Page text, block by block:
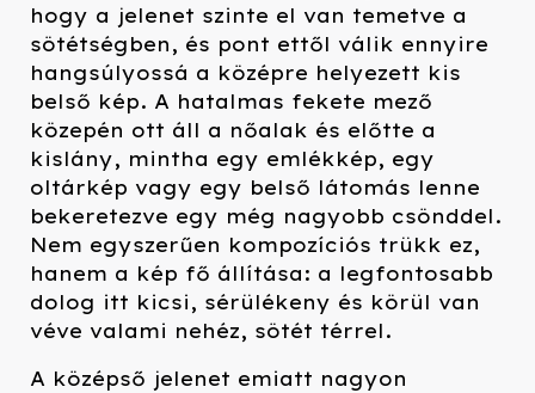
hogy a jelenet szinte el van temetve a
sötétségben, és pont ettől válik ennyire
hangsúlyossá a középre helyezett kis
belső kép. A hatalmas fekete mező
közepén ott áll a nőalak és előtte a
kislány, mintha egy emlékkép, egy
oltárkép vagy egy belső látomás lenne
bekeretezve egy még nagyobb csönddel.
Nem egyszerűen kompozíciós trükk ez,
hanem a kép fő állítása: a legfontosabb
dolog itt kicsi, sérülékeny és körül van
véve valami nehéz, sötét térrel.
A középső jelenet emiatt nagyon